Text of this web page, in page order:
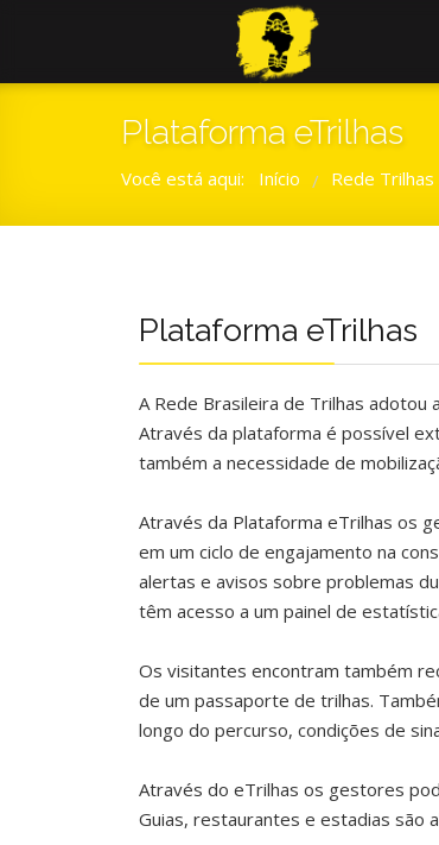
Plataforma eTrilhas
Você está aqui: Início / Rede Trilhas
Plataforma eTrilhas
A Rede Brasileira de Trilhas
Através da plataforma é possível
também a necessidade de
Através da Plataforma eTrilhas os
em um ciclo de engajamento na
alertas e avisos sobre problemas
têm acesso a um painel de
Os visitantes encontram também
de um passaporte de trilhas.
longo do percurso, condições de
Através do eTrilhas os gestores
Guias, restaurantes e estadias são